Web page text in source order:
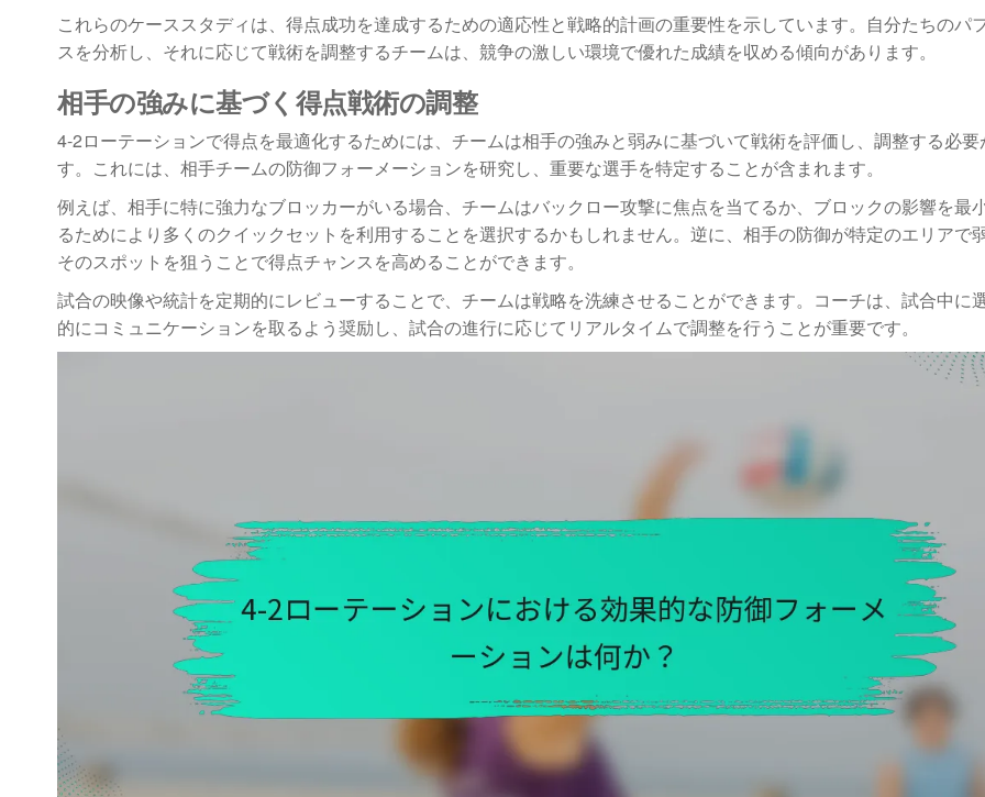
これらのケーススタディは、得点成功を達成するための適応性と戦略的計画の重要性を示しています。自分たちのパ
スを分析し、それに応じて戦術を調整するチームは、競争の激しい環境で優れた成績を収める傾向があります。
相手の強みに基づく得点戦術の調整
4-2ローテーションで得点を最適化するためには、チームは相手の強みと弱みに基づいて戦術を評価し、調整する必
す。これには、相手チームの防御フォーメーションを研究し、重要な選手を特定することが含まれます。
例えば、相手に特に強力なブロッカーがいる場合、チームはバックロー攻撃に焦点を当てるか、ブロックの影響を最
るためにより多くのクイックセットを利用することを選択するかもしれません。逆に、相手の防御が特定のエリアで
そのスポットを狙うことで得点チャンスを高めることができます。
試合の映像や統計を定期的にレビューすることで、チームは戦略を洗練させることができます。コーチは、試合中に
的にコミュニケーションを取るよう奨励し、試合の進行に応じてリアルタイムで調整を行うことが重要です。